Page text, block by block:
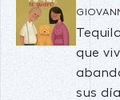
que
sus